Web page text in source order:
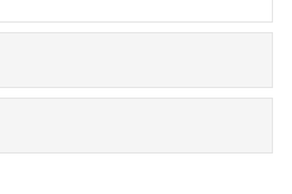
向補償基金會提出申
2屆第6次臨時董事會審